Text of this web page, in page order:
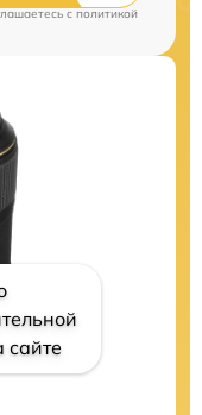
cполитикой
сайте